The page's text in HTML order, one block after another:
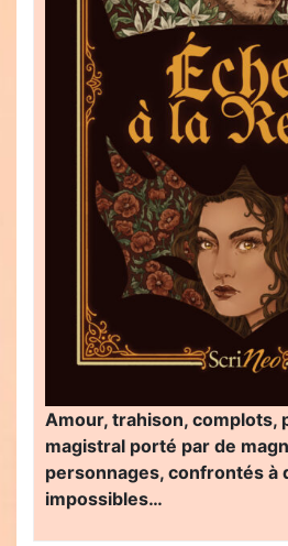
Amour, trahison, complots,
magistral porté par de
personnages, confrontés à
impossibles…